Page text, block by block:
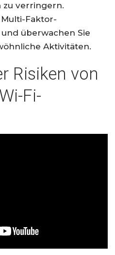
zu verringern.
Faktor-
überwachen Sie
Aktivitäten.
Risiken von
Fi-